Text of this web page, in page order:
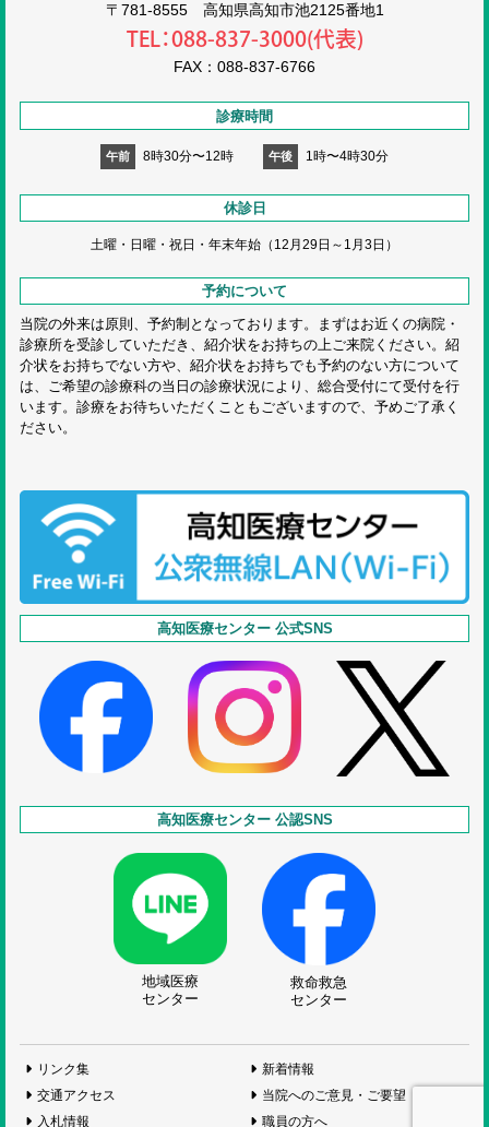
〒781-8555 高知県高知市池2125番地1
TEL：088-837-3000(代表)
FAX：088-837-6766
診療時間
午前 8時30分〜12時 午後 1時〜4時30分
休診日
土曜・日曜・祝日・ 年末年始（12月29日～1月3日）
予約について
当院の外来は原則、予約制となっております。まずはお近くの病院・
診療所を受診していただき、紹介状をお持ちの上ご来院ください。紹
介状をお持ちでない方や、紹介状をお持ちでも予約のない方について
は、ご希望の診療科の当日の診療状況により、総合受付にて受付を行
います。診療をお待ちいただくこともございますので、予めご了承く
ださい。
高知医療センター 公式SNS
高知医療センター 公認SNS
地域医療
センター
救命救急
センター
リンク集
新着情報
交通アクセス
当院へのご意見・ご要望
入札情報
職員の方へ